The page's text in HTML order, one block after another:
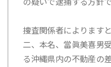
の疑いで逮捕する方針で
捜査関係者によります
二、本名、當眞美喜男
る沖縄県内の不動産の